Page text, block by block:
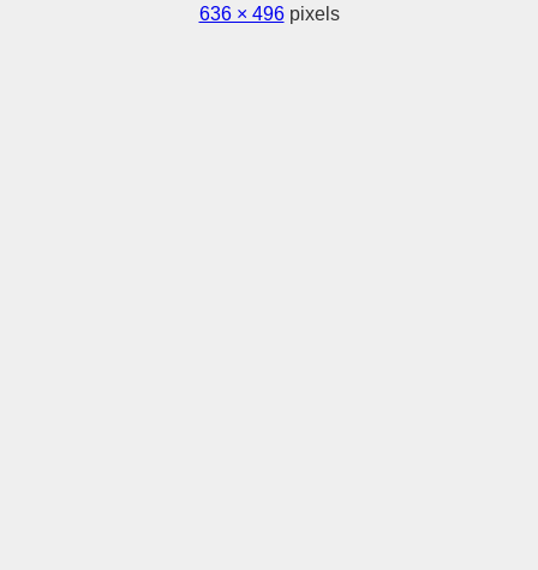
636 × 496pixels